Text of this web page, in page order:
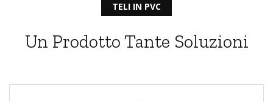
TELI IN PVC
Un Prodotto Tante Soluzioni